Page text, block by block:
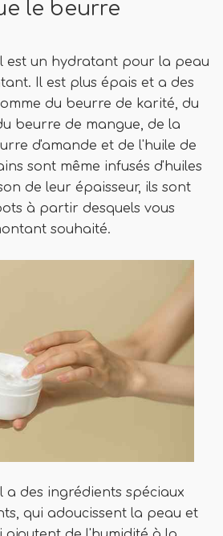
le beurre
est un hydratant pour la peau
Il est plus épais et a des
du beurre de karité, du
beurre de mangue, de la
d'amande et de l'huile de
sont même infusés d'huiles
de leur épaisseur, ils sont
à partir desquels vous
souhaité.
a des ingrédients spéciaux
qui adoucissent la peau et